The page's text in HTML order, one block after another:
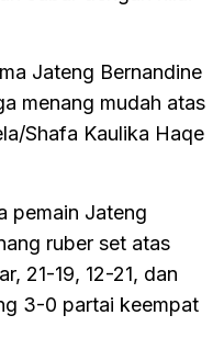
Jateng Bernandine
menang mudah atas
Shafa Kaulika Haqe
pemain Jateng
ruber set atas
21-19, 12-21, dan
3-0 partai keempat